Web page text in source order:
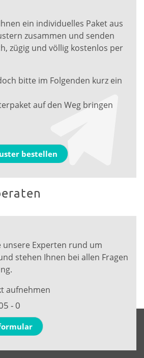
ein individuelles Paket aus
zusammen und senden
zügig und völlig kostenlos per
bitte im Folgenden kurz ein
auf den Weg bringen
bestellen
unsere Experten rund um
stehen Ihnen bei allen Fragen
aufnehmen
- 0